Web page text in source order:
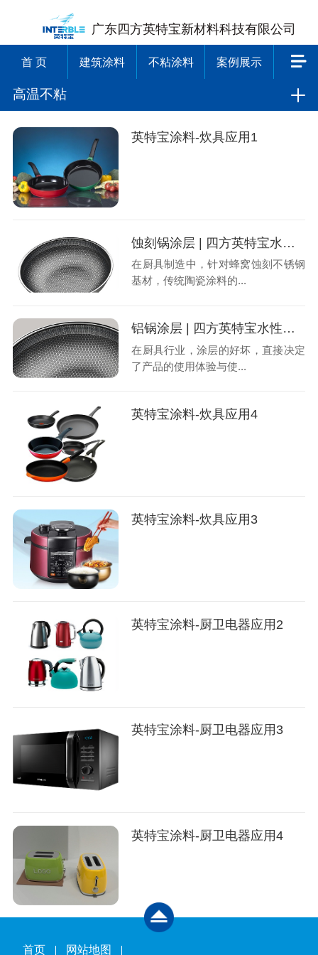
广东四方英特宝新材料科技有限公司
首 页 建筑涂料 不粘涂料 案例展示
高温不粘
英特宝涂料-炊具应用1
蚀刻锅涂层 | 四方英特宝水性陶瓷内涂涂料
在厨具制造中，针对蜂窝蚀刻不锈钢
基材，传统陶瓷涂料的...
铝锅涂层 | 四方英特宝水性陶瓷内涂涂料
在厨具行业，涂层的好坏，直接决定
了产品的使用体验与使...
英特宝涂料-炊具应用4
英特宝涂料-炊具应用3
英特宝涂料-厨卫电器应用2
英特宝涂料-厨卫电器应用3
英特宝涂料-厨卫电器应用4
首页 网站地图